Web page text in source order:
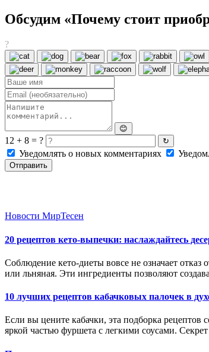
Обсудим «Почему стоит
?
😊
12 + 8 = ? ↻
Уведомлять о новых комментариях
Отправить
Новости МирТесен
20 рецептов кето-выпечки: наслаждайтесь
Соблюдение кето-диеты вовсе не означает
или льняная. Эти ингредиенты позволяют
10 лучших рецептов кабачковых палочек в
Если вы цените кабачки, эта подборка рецептов
яркой частью фуршета с легкими соусами.